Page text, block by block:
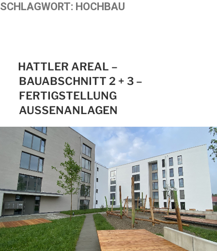
SCHLAGWORT: HOCHBAU
HATTLER AREAL –
BAUABSCHNITT 2 + 3 –
FERTIGSTELLUNG
AUSSENANLAGEN